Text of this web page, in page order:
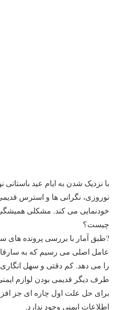
با نزدیک شدن به ایام عید
نوروزی، نگرانی ها و استرس
خودنمایی می کند. مشکلی
چیست؟
?طبق آمار با بررسی پرونده
عامل اصلی می رسیم که به
را می دهد. کم دقتی و سهل
طرف دیگر قدیمی بودن لوازم
برای حل علت اول چاره ای جز
اطلاعات ایمنی وجود ندارد.